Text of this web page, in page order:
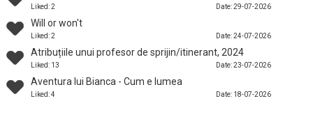
Liked: 2 Date: 29-07-2026
Will or won't
Liked: 2 Date: 24-07-2026
Atribuțiile unui profesor de sprijin/itinerant, 2024
Liked: 13 Date: 23-07-2026
Aventura lui Bianca - Cum e lumea
Liked: 4 Date: 18-07-2026